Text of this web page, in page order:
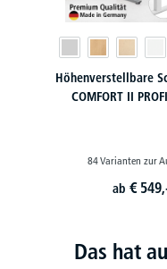
Höhenverstellbare
COMFORT II
84 Varianten zur
ab€
Das hat